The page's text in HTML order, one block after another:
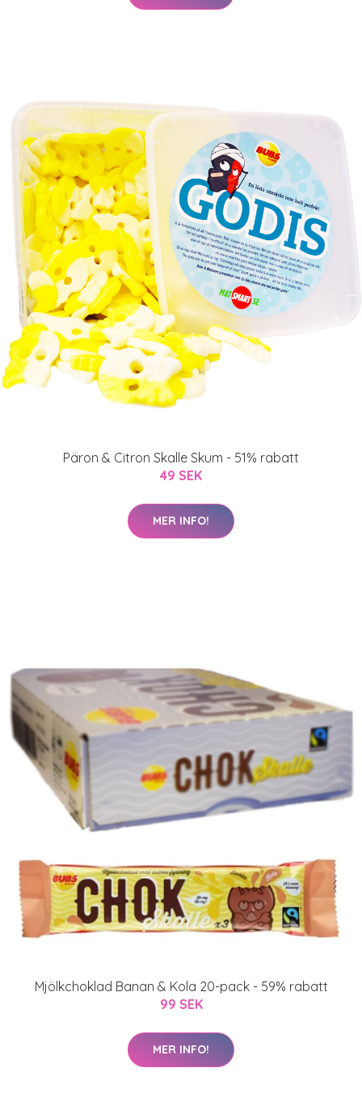
Päron & Citron Skalle Skum - 51% rabatt
49 SEK
MER INFO!
Mjölkchoklad Banan & Kola 20-pack - 59% rabatt
99 SEK
MER INFO!